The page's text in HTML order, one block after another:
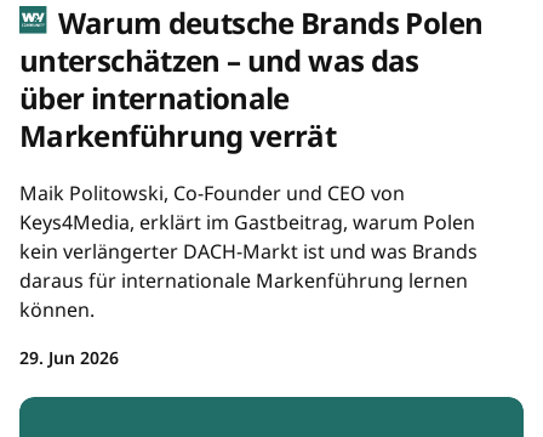
Warum deutsche Brands Polen
unterschätzen – und was das
über internationale
Markenführung verrät
Maik Politowski, Co-Founder und CEO von
Keys4Media, erklärt im Gastbeitrag, warum Polen
kein verlängerter DACH-Markt ist und was Brands
daraus für internationale Markenführung lernen
können.
29. Jun 2026